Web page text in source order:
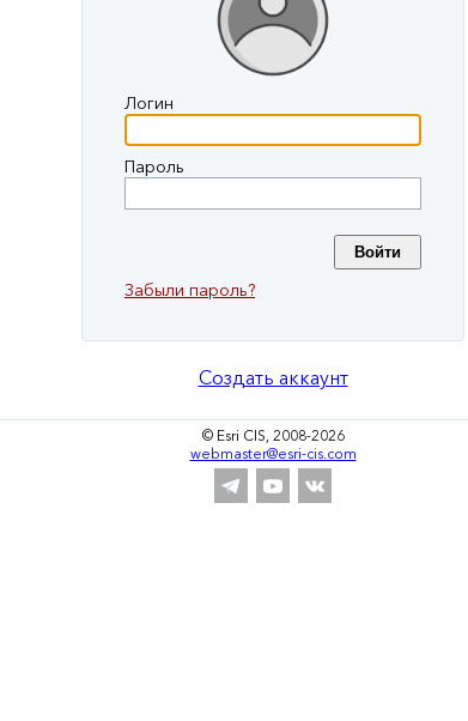
Логин
Пароль
Забыли пароль?
Создать аккаунт
© Esri CIS, 2008-2026
webmaster@esri-cis.com